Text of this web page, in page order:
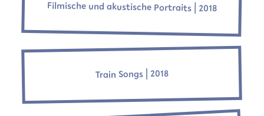
Filmische und akustische Portraits ⎜2018
Train Songs ⎜2018